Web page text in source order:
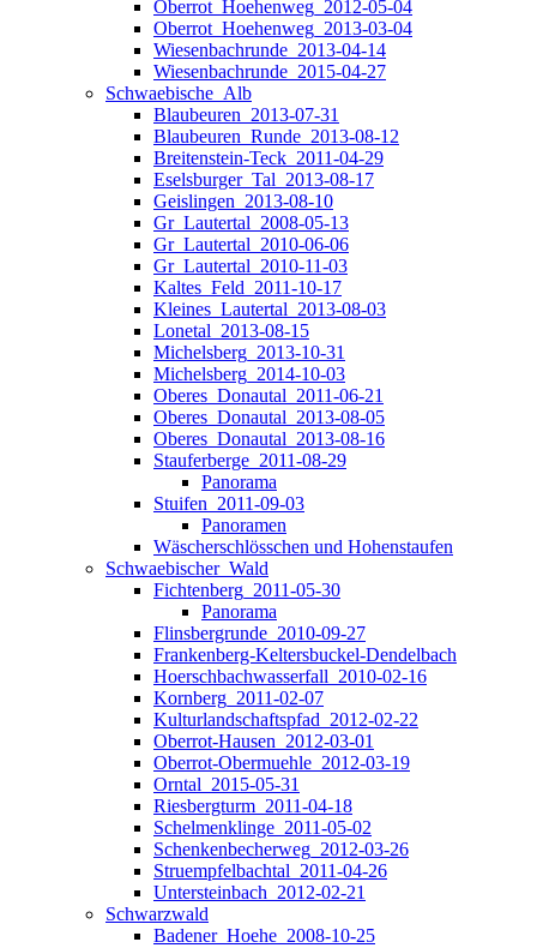
Oberrot_Hoehenweg_2012-05-04
Oberrot_Hoehenweg_2013-03-04
Wiesenbachrunde_2013-04-14
Wiesenbachrunde_2015-04-27
Schwaebische_Alb
Blaubeuren_2013-07-31
Blaubeuren_Runde_2013-08-12
Breitenstein-Teck_2011-04-29
Eselsburger_Tal_2013-08-17
Geislingen_2013-08-10
Gr_Lautertal_2008-05-13
Gr_Lautertal_2010-06-06
Gr_Lautertal_2010-11-03
Kaltes_Feld_2011-10-17
Kleines_Lautertal_2013-08-03
Lonetal_2013-08-15
Michelsberg_2013-10-31
Michelsberg_2014-10-03
Oberes_Donautal_2011-06-21
Oberes_Donautal_2013-08-05
Oberes_Donautal_2013-08-16
Stauferberge_2011-08-29
Panorama
Stuifen_2011-09-03
Panoramen
Wäscherschlösschen und Hohenstaufen
Schwaebischer_Wald
Fichtenberg_2011-05-30
Panorama
Flinsbergrunde_2010-09-27
Frankenberg-Keltersbuckel-Dendelbach
Hoerschbachwasserfall_2010-02-16
Kornberg_2011-02-07
Kulturlandschaftspfad_2012-02-22
Oberrot-Hausen_2012-03-01
Oberrot-Obermuehle_2012-03-19
Orntal_2015-05-31
Riesbergturm_2011-04-18
Schelmenklinge_2011-05-02
Schenkenbecherweg_2012-03-26
Struempfelbachtal_2011-04-26
Untersteinbach_2012-02-21
Schwarzwald
Badener_Hoehe_2008-10-25